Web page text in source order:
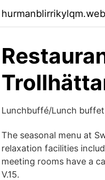
Lunchbuffé/Lunch
The seasonal menu at
relaxation facilities
meeting rooms have a
V.15.